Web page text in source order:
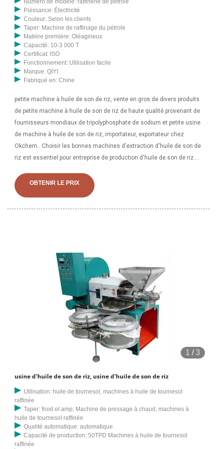
Numéro de modèle: raffinerie de pétrole
Puissance: Électricité
Couleur: Selon les clients
Taper: Machine de raffinage du pétrole
Matière première: Oléagineux
Capacité: 10-3 000 T
Certificat: ISO
Fonctionnement: Utilisation facile
Marque: QIYI
Fabriqué en: Chine
petite machine à huile de son de riz, vente en gros de divers produits
de petite machine à huile de son de riz de haute qualité provenant de
fournisseurs mondiaux de tripolyphosphate de sodium et petite usine
de machine à huile de son de riz, importateur, exportateur chez
Okchem.. Choisir les bonnes machines d'extraction d'huile de son de
riz est essentiel pour entreprise de production d'huile de son de riz.
traitement de l'huile et propose des services à guichet unique pour
aider les clients à créer leur propre huile de son de riz.
OBTENIR LE PRIX
1 /3
usine d'huile de son de riz, usine d'huile de son de riz
Utilisation: huile de tournesol, machines à huile de tournesol
raffinée
Taper: froid et amp; Machine de pressage à chaud, machines à
huile de tournesol raffinée
Qualité automatique: automatique
Capacité de production: 50TPD Machines à huile de tournesol
raffinée